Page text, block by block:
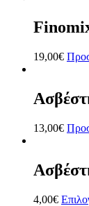
19,00€
13,00€
4,00€